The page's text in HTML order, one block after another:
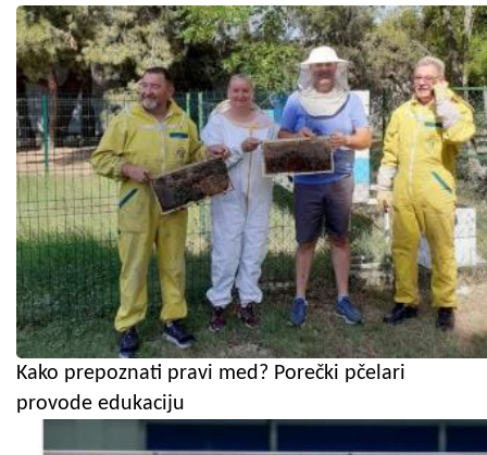
Kako prepoznati pravi med? Porečki pčelari
provode edukaciju